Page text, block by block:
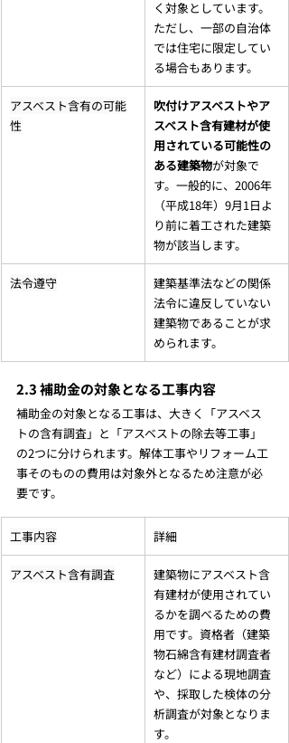
く対象としています。
ただし、一部の自治体
では住宅に限定してい
る場合もあります。
アスベスト含有の可能
性
吹付けアスベストやア
スベスト含有建材が使
用されている可能性の
ある建築物が対象で
す。一般的に、2006年
（平成18年）9月1日よ
り前に着工された建築
物が該当します。
法令遵守
建築基準法などの関係
法令に違反していない
建築物であることが求
められます。
2.3 補助金の対象となる工事内容
補助金の対象となる工事は、大きく「アスベス
トの含有調査」と「アスベストの除去等工事」
の2つに分けられます。解体工事やリフォーム工
事そのものの費用は対象外となるため注意が必
要です。
工事内容 詳細
アスベスト含有調査
建築物にアスベスト含
有建材が使用されてい
るかを調べるための費
用です。資格者（建築
物石綿含有建材調査者
など）による現地調査
や、採取した検体の分
析調査が対象となりま
す。